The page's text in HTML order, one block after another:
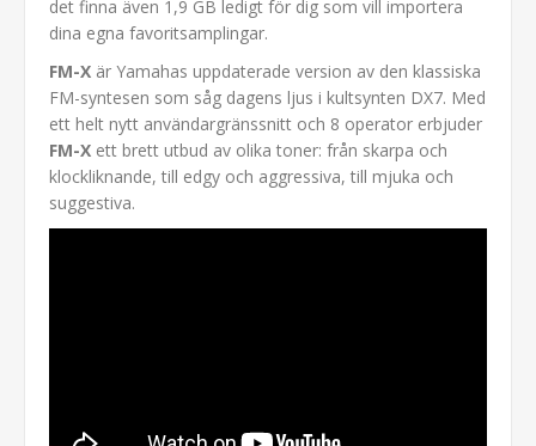
det finna även 1,9 GB ledigt för dig som vill importera
dina egna favoritsamplingar.
FM-X är Yamahas uppdaterade version av den klassiska
FM-syntesen som såg dagens ljus i kultsynten DX7. Med
ett helt nytt användargränssnitt och 8 operator erbjuder
FM-X ett brett utbud av olika toner: från skarpa och
klockliknande, till edgy och aggressiva, till mjuka och
suggestiva.